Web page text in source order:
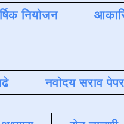
नियोजन
नवोदय सराव पेपर